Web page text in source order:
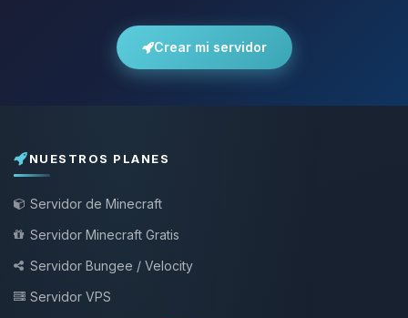
Crear mi servidor
NUESTROS PLANES
Servidor de Minecraft
Servidor Minecraft Gratis
Servidor Bungee / Velocity
Servidor VPS